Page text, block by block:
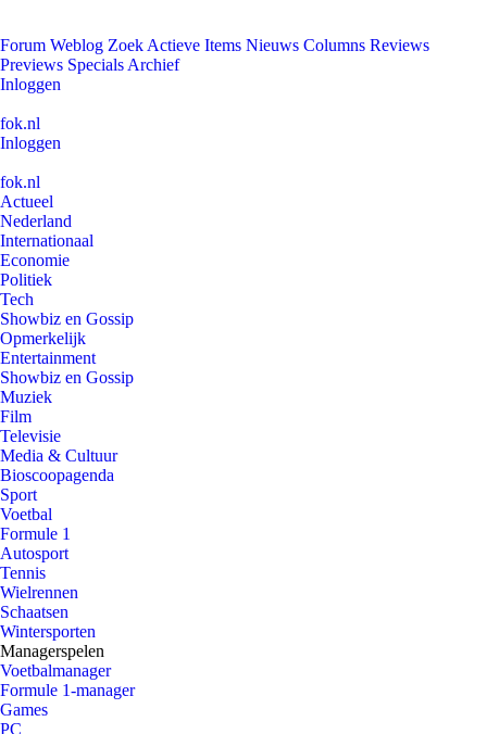
Forum Weblog Zoek Actieve Items Nieuws Columns Reviews
Previews Specials Archief
Inloggen
fok.nl
Inloggen
fok.nl
Actueel
Nederland
Internationaal
Economie
Politiek
Tech
Showbiz en Gossip
Opmerkelijk
Entertainment
Showbiz en Gossip
Muziek
Film
Televisie
Media & Cultuur
Bioscoopagenda
Sport
Voetbal
Formule 1
Autosport
Tennis
Wielrennen
Schaatsen
Wintersporten
Managerspelen
Voetbalmanager
Formule 1-manager
Games
PC